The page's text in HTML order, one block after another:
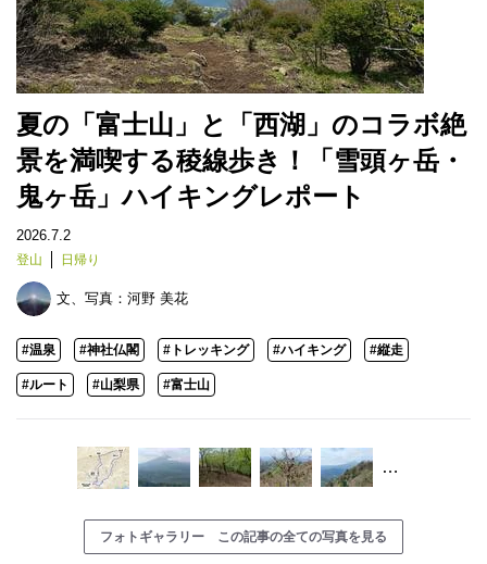
夏の「富士山」と「西湖」のコラボ絶
景を満喫する稜線歩き！「雪頭ヶ岳・
鬼ヶ岳」ハイキングレポート
2026.7.2
登山 日帰り
文、写真： 河野 美花
#温泉 #神社仏閣 #トレッキング #ハイキング #縦走
#ルート #山梨県 #富士山
…
フォトギャラリー この記事の全ての写真を見る